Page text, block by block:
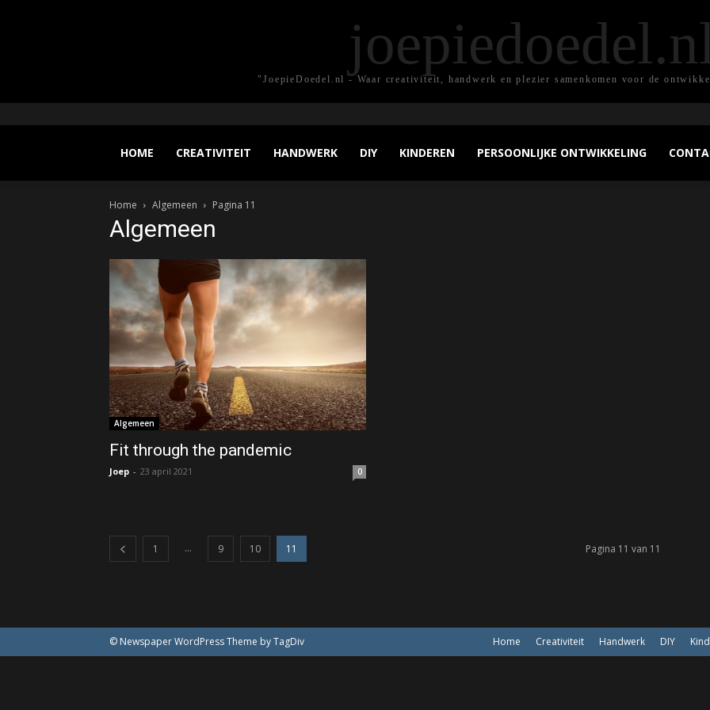
"JoepieDoedel.nl - Waar creativiteit, handwerk en plezier samenkomen voor de
HOME CREATIVITEIT HANDWERK DIY KINDEREN PERSOONLIJKE ONTWIKKELING
Home Algemeen Pagina 11
Algemeen
Algemeen
Fit through the pandemic
Joep - 23 april 2021 0
1 ... 9 10 11 Pagina 11 van 11
Home Creativiteit Handwerk DIY
© Newspaper WordPress Theme by TagDiv